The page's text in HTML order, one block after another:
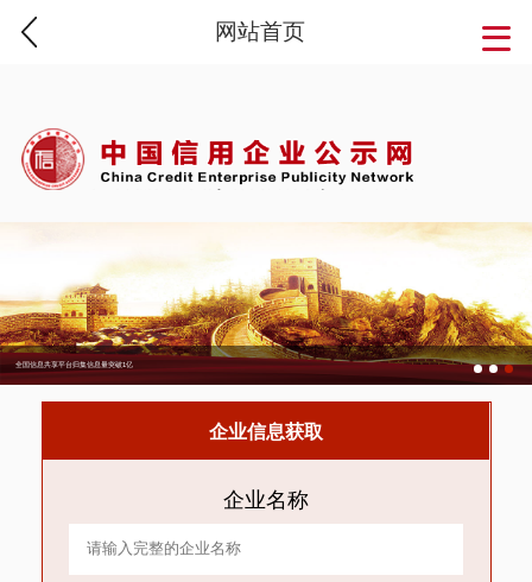
网站首页
全国信息共享平台归集信息量突破1亿
企业信息获取
企业名称